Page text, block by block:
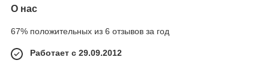
О нас
67% положительных из 6 отзывов за год
Работает с 29.09.2012